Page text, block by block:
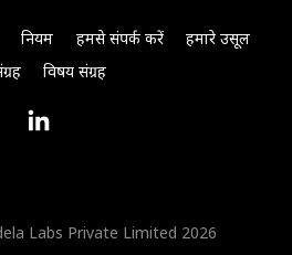
नियम हमसे संपर्क करें
हमारे उसूल
विषय संग्रह
Labs Private Limited 2026